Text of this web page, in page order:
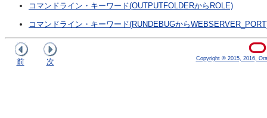
コマンドライン・キーワード(OUTPUTFOLDERからROLE)
コマンドライン・キーワード(RUNDEBUGから
前 次 Copyright © 2015, 2016,